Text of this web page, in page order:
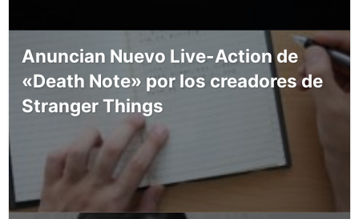
Anuncian Nuevo Live-Action de
«Death Note» por los creadores de
Stranger Things